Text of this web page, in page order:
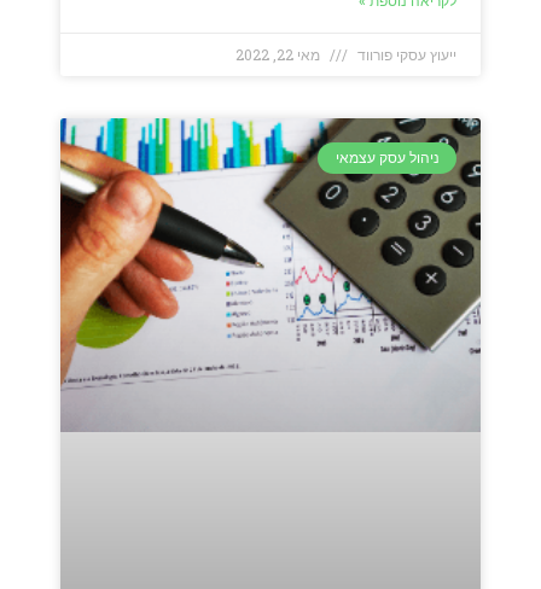
ייעוץ עסקי פורווד מאי 22, 2022
ניהול עסק עצמאי